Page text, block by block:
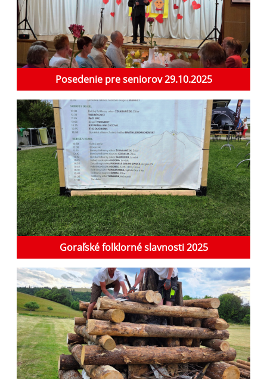
Posedenie pre seniorov 29.10.2025
Goraľské folklorné slavnosti 2025